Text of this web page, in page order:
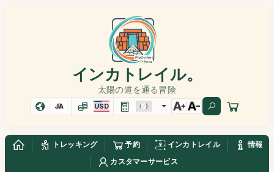
インカトレイル。
太陽の道を通る冒険
JA USD
トレッキング 予約 インカトレイル
情報
カスタマーサービス